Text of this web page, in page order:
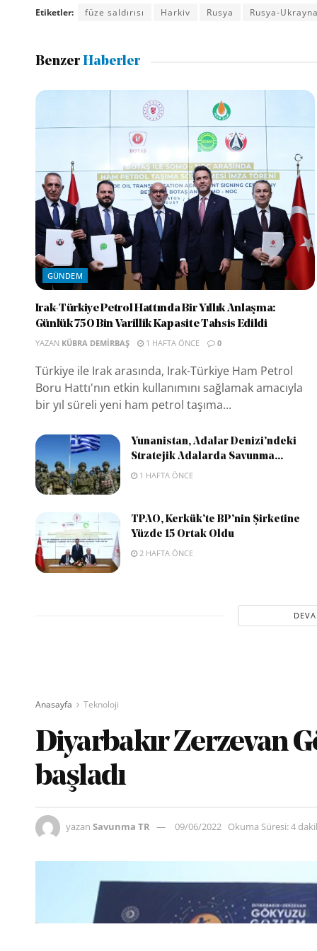
Etiketler: füze saldırısı Harkiv Rusya Rusya-
BenzerHaberler
GÜNDEM
Irak-Türkiye Petrol Hattında Bir Yıllık Anlaşma:
Günlük 750 Bin Varillik Kapasite Tahsis Edildi
YAZAN KÜBRA DEMIRBAŞ 1 HAFTA ÖNCE 0
Türkiye ile Irak arasında, Irak-Türkiye Ham Petrol
Boru Hattı'nın etkin kullanımını sağlamak amacıyla
bir yıl süreli yeni ham petrol taşıma...
Yunanistan, Adalar Denizi’ndeki
Stratejik Adalarda Savunma...
1 HAFTA ÖNCE
TPAO, Kerkük’te BP’nin Şirketine
Yüzde 15 Ortak Oldu
2 HAFTA ÖNCE
Anasayfa Teknoloji
Diyarbakır Zerzevan
başladı
yazan Savunma TR 09/06/2022 Okuma Süresi: 4